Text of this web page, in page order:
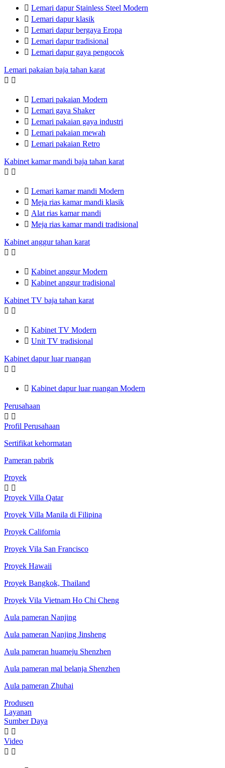
 Lemari dapur Stainless Steel Modern
 Lemari dapur klasik
 Lemari dapur bergaya Eropa
 Lemari dapur tradisional
 Lemari dapur gaya pengocok
Lemari pakaian baja tahan karat
 
 Lemari pakaian Modern
 Lemari gaya Shaker
 Lemari pakaian gaya industri
 Lemari pakaian mewah
 Lemari pakaian Retro
Kabinet kamar mandi baja tahan karat
 
 Lemari kamar mandi Modern
 Meja rias kamar mandi klasik
 Alat rias kamar mandi
 Meja rias kamar mandi tradisional
Kabinet anggur tahan karat
 
 Kabinet anggur Modern
 Kabinet anggur tradisional
Kabinet TV baja tahan karat
 
 Kabinet TV Modern
 Unit TV tradisional
Kabinet dapur luar ruangan
 
 Kabinet dapur luar ruangan Modern
Perusahaan
 
Profil Perusahaan
Sertifikat kehormatan
Pameran pabrik
Proyek
 
Proyek Villa Qatar
Proyek Villa Manila di Filipina
Proyek California
Proyek Vila San Francisco
Proyek Hawaii
Proyek Bangkok, Thailand
Proyek Vila Vietnam Ho Chi Cheng
Aula pameran Nanjing
Aula pameran Nanjing Jinsheng
Aula pameran huameju Shenzhen
Aula pameran mal belanja Shenzhen
Aula pameran Zhuhai
Produsen
Layanan
Sumber Daya
 
Video
 